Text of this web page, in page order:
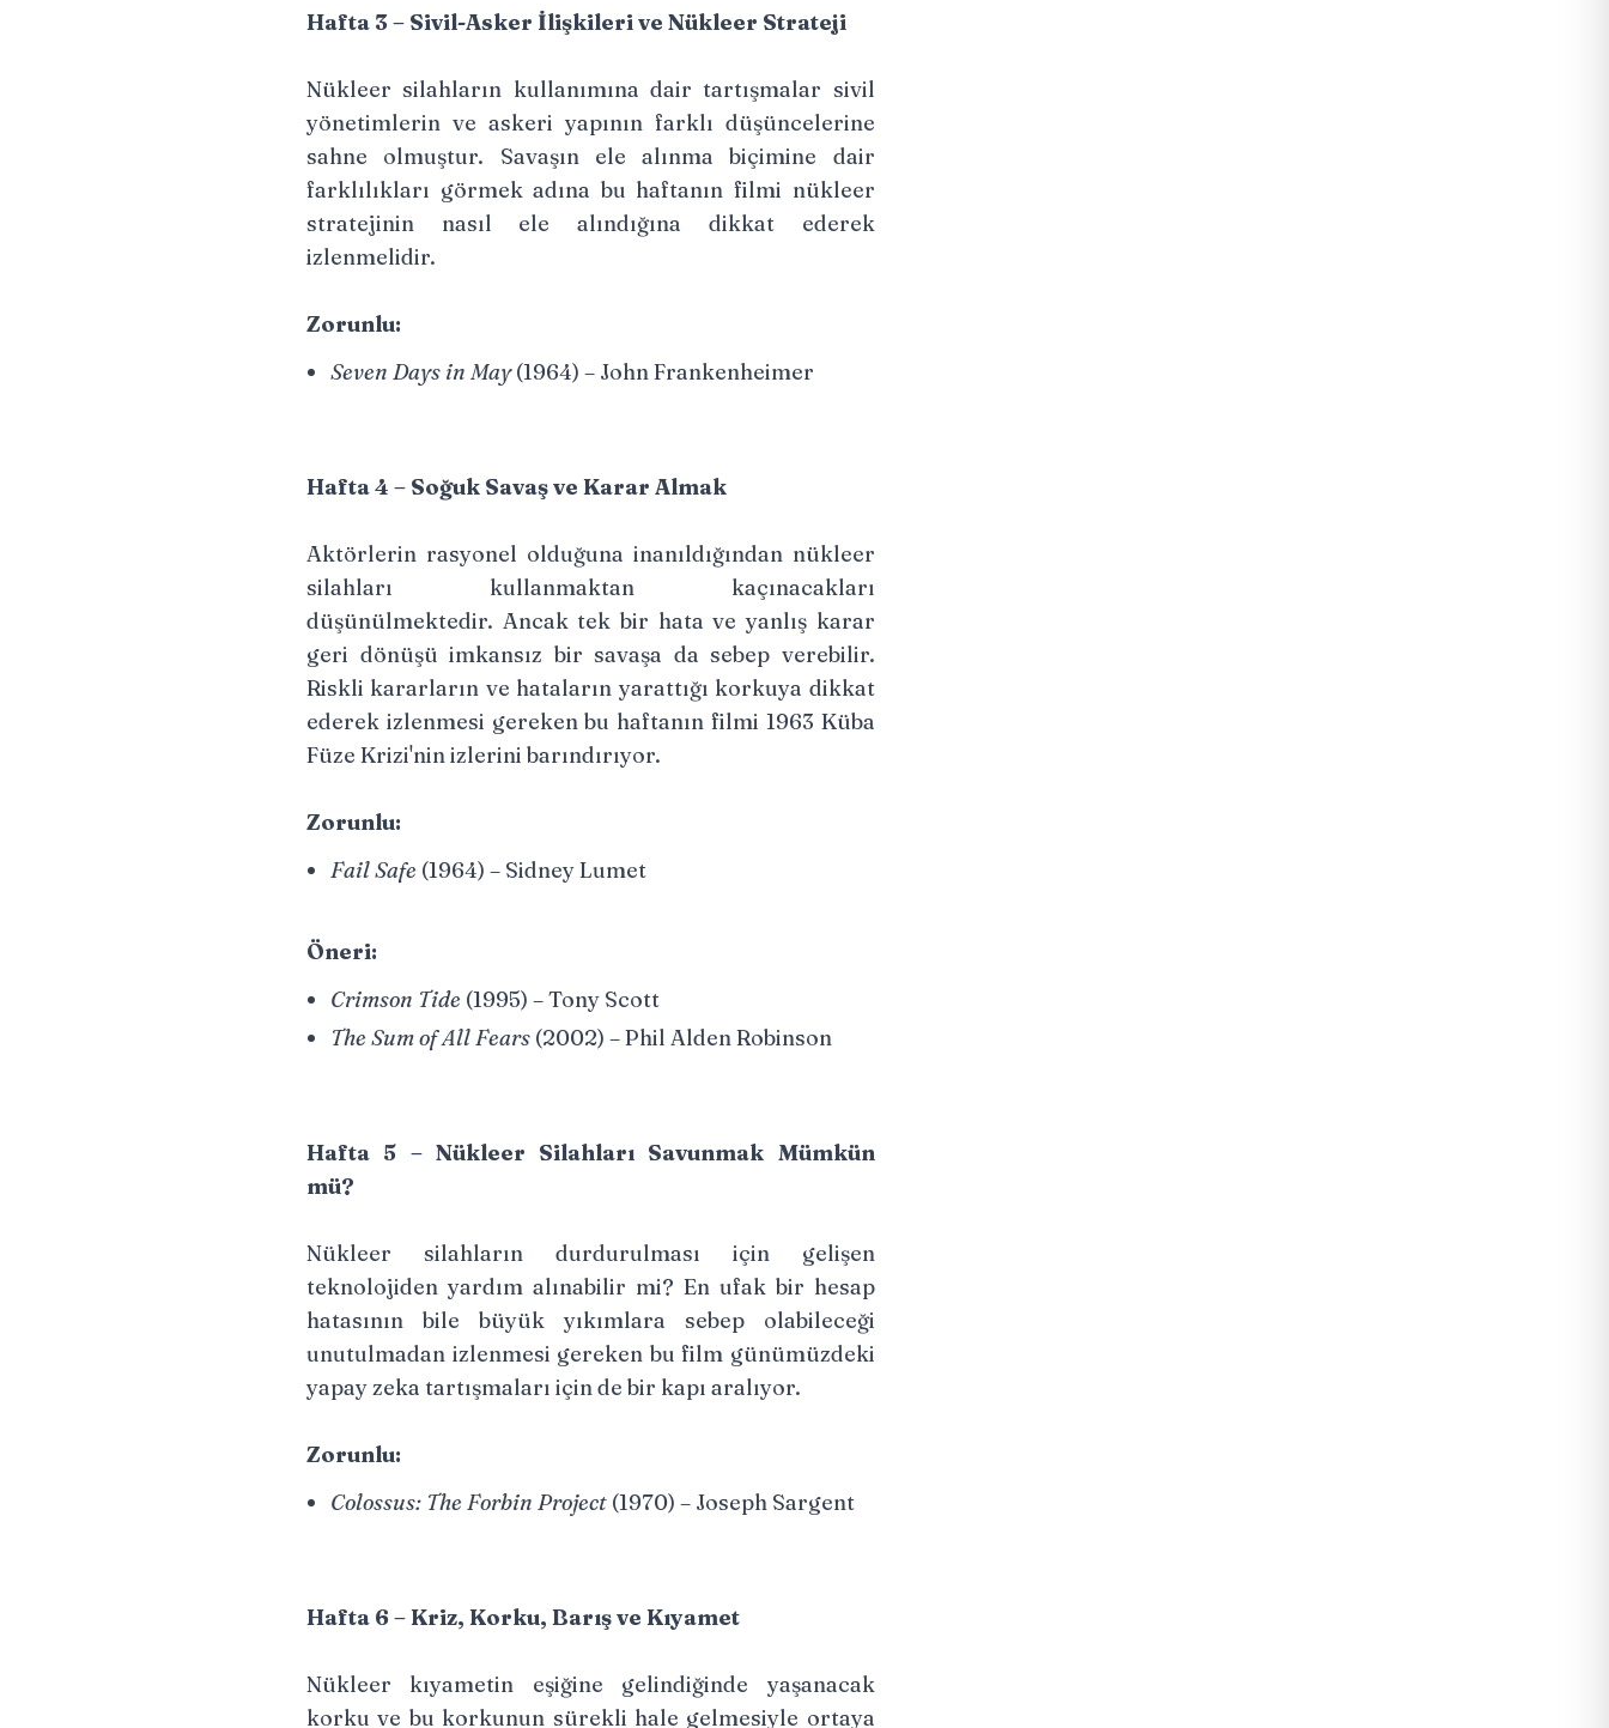
Hafta 3 – Sivil-Asker İlişkileri ve Nükleer Strateji
Nükleer silahların kullanımına dair tartışmalar sivil
yönetimlerin ve askeri yapının farklı düşüncelerine
sahne olmuştur. Savaşın ele alınma biçimine dair
farklılıkları görmek adına bu haftanın filmi nükleer
stratejinin nasıl ele alındığına dikkat ederek
izlenmelidir.
Zorunlu:
Seven Days in May(1964) – John Frankenheimer
Hafta 4 – Soğuk Savaş ve Karar Almak
Aktörlerin rasyonel olduğuna inanıldığından nükleer
silahları kullanmaktan kaçınacakları
düşünülmektedir. Ancak tek bir hata ve yanlış karar
geri dönüşü imkansız bir savaşa da sebep verebilir.
Riskli kararların ve hataların yarattığı korkuya dikkat
ederek izlenmesi gereken bu haftanın filmi 1963 Küba
Füze Krizi'nin izlerini barındırıyor.
Zorunlu:
Fail Safe (1964) – Sidney Lumet
Öneri:
Crimson Tide (1995) – Tony Scott
The Sum of All Fears (2002) – Phil Alden Robinson
Hafta 5 – Nükleer Silahları Savunmak Mümkün
mü?
Nükleer silahların durdurulması için gelişen
teknolojiden yardım alınabilir mi? En ufak bir hesap
hatasının bile büyük yıkımlara sebep olabileceği
unutulmadan izlenmesi gereken bu film günümüzdeki
yapay zeka tartışmaları için de bir kapı aralıyor.
Zorunlu:
Colossus: The Forbin Project (1970) – Joseph Sargent
Hafta 6 – Kriz, Korku, Barış ve Kıyamet
Nükleer kıyametin eşiğine gelindiğinde yaşanacak
korku ve bu korkunun sürekli hale gelmesiyle ortaya